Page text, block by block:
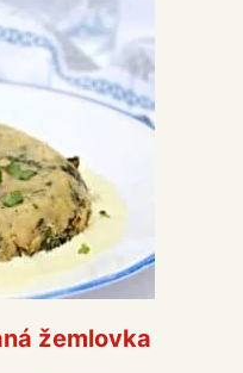
žemlovka